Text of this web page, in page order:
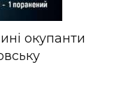
окупанти